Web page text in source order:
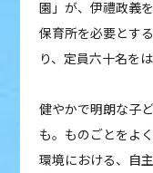
園」が、伊禮政義
保育所を必要とす
り、定員六十名を
健やかで明朗な子
も。ものごとをよ
環境における、自